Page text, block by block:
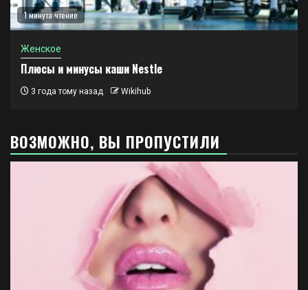
1 минута чтение
Женское
Плюсы и минусы каши Nestle
3 года тому назад Wikihub
ВОЗМОЖНО, ВЫ ПРОПУСТИЛИ